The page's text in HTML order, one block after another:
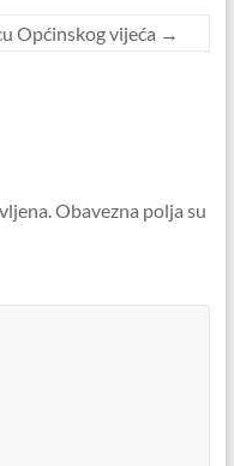
Općinskog vijeća →
Obavezna polja su